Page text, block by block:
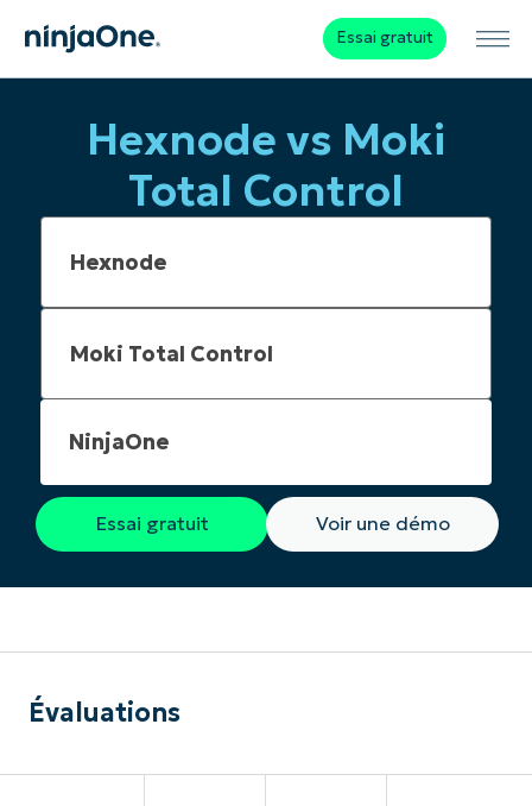
Essai gratuit
Hexnode vs Moki
Total Control
NinjaOne
Essai gratuit Voir une démo
Évaluations